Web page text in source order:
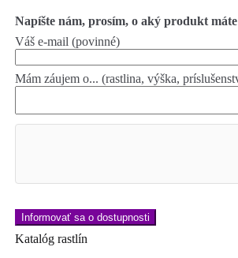
Napíšte nám, prosím, o aký produkt
Váš e-mail (povinné)
Mám záujem o... (rastlina, výška,
Katalóg rastlín